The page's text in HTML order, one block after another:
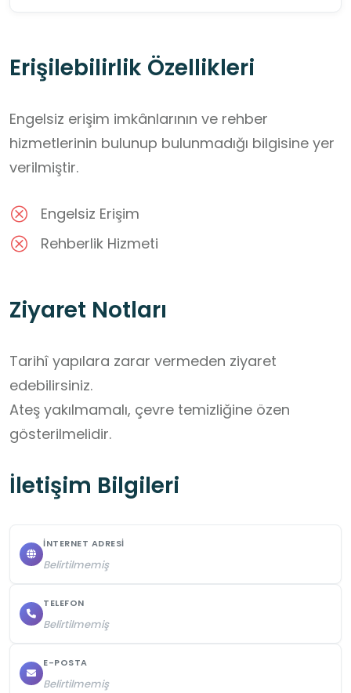
Erişilebilirlik Özellikleri
Engelsiz erişim imkânlarının ve rehber
hizmetlerinin bulunup bulunmadığı bilgisine yer
verilmiştir.
Engelsiz Erişim
Rehberlik Hizmeti
Ziyaret Notları
Tarihî yapılara zarar vermeden ziyaret
edebilirsiniz.
Ateş yakılmamalı, çevre temizliğine özen
gösterilmelidir.
İletişim Bilgileri
İNTERNET ADRESI
Belirtilmemiş
TELEFON
Belirtilmemiş
E-POSTA
Belirtilmemiş